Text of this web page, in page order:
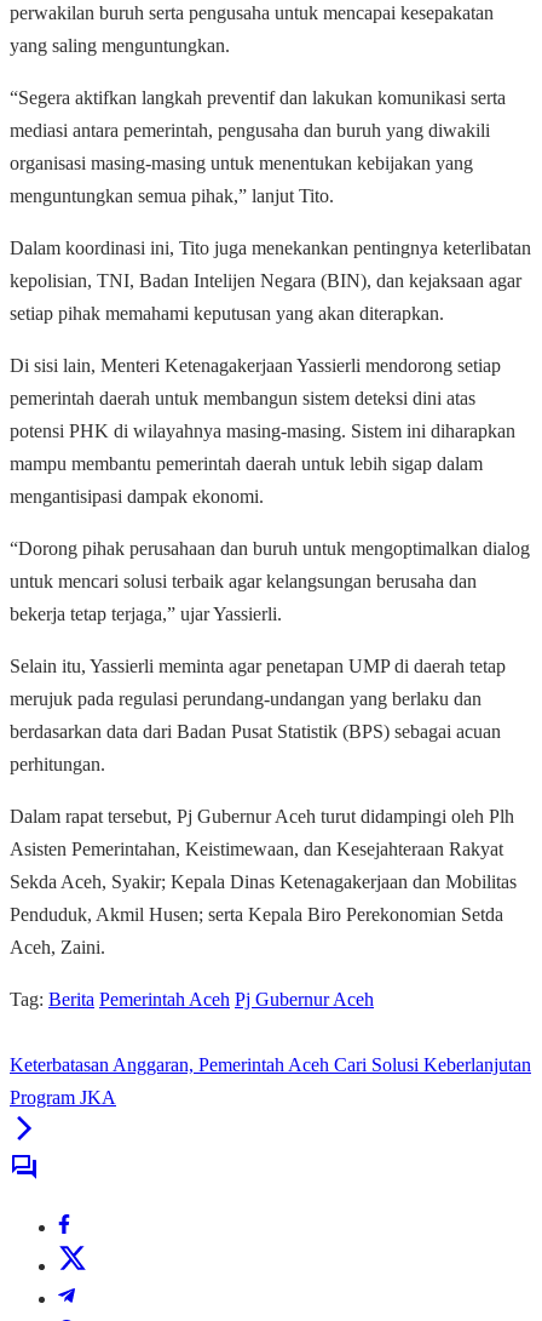
perwakilan buruh serta pengusaha untuk mencapai kesepakatan
yang saling menguntungkan.
“Segera aktifkan langkah preventif dan lakukan komunikasi serta
mediasi antara pemerintah, pengusaha dan buruh yang diwakili
organisasi masing-masing untuk menentukan kebijakan yang
menguntungkan semua pihak,” lanjut Tito.
Dalam koordinasi ini, Tito juga menekankan pentingnya keterlibatan
kepolisian, TNI, Badan Intelijen Negara (BIN), dan kejaksaan agar
setiap pihak memahami keputusan yang akan diterapkan.
Di sisi lain, Menteri Ketenagakerjaan Yassierli mendorong setiap
pemerintah daerah untuk membangun sistem deteksi dini atas
potensi PHK di wilayahnya masing-masing. Sistem ini diharapkan
mampu membantu pemerintah daerah untuk lebih sigap dalam
mengantisipasi dampak ekonomi.
“Dorong pihak perusahaan dan buruh untuk mengoptimalkan dialog
untuk mencari solusi terbaik agar kelangsungan berusaha dan
bekerja tetap terjaga,” ujar Yassierli.
Selain itu, Yassierli meminta agar penetapan UMP di daerah tetap
merujuk pada regulasi perundang-undangan yang berlaku dan
berdasarkan data dari Badan Pusat Statistik (BPS) sebagai acuan
perhitungan.
Dalam rapat tersebut, Pj Gubernur Aceh turut didampingi oleh Plh
Asisten Pemerintahan, Keistimewaan, dan Kesejahteraan Rakyat
Sekda Aceh, Syakir; Kepala Dinas Ketenagakerjaan dan Mobilitas
Penduduk, Akmil Husen; serta Kepala Biro Perekonomian Setda
Aceh, Zaini.
Tag: Berita Pemerintah Aceh Pj Gubernur Aceh
Keterbatasan Anggaran, Pemerintah Aceh Cari Solusi Keberlanjutan
Program JKA